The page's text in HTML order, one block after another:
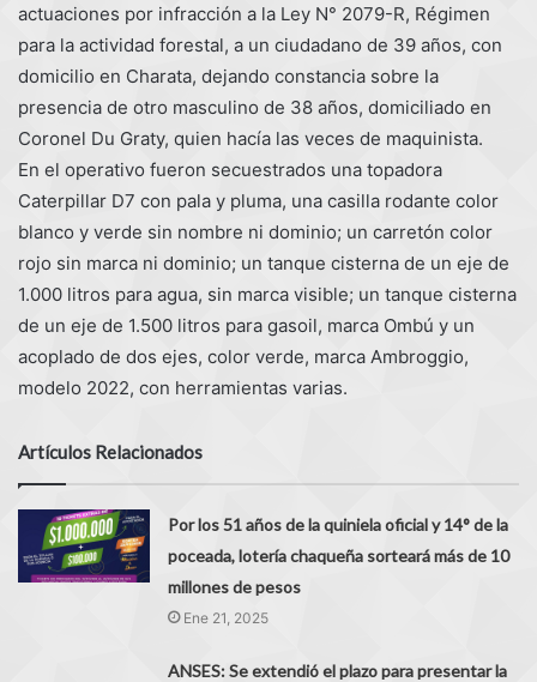
actuaciones por infracción a la Ley N° 2079-R, Régimen
para la actividad forestal, a un ciudadano de 39 años, con
domicilio en Charata, dejando constancia sobre la
presencia de otro masculino de 38 años, domiciliado en
Coronel Du Graty, quien hacía las veces de maquinista.
En el operativo fueron secuestrados una topadora
Caterpillar D7 con pala y pluma, una casilla rodante color
blanco y verde sin nombre ni dominio; un carretón color
rojo sin marca ni dominio; un tanque cisterna de un eje de
1.000 litros para agua, sin marca visible; un tanque cisterna
de un eje de 1.500 litros para gasoil, marca Ombú y un
acoplado de dos ejes, color verde, marca Ambroggio,
modelo 2022, con herramientas varias.
Artículos Relacionados
Por los 51 años de la quiniela oficial y 14° de la
poceada, lotería chaqueña sorteará más de 10
millones de pesos
Ene 21, 2025
ANSES: Se extendió el plazo para presentar la